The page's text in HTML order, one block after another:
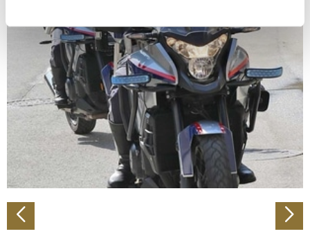
bestimmten Merkmalen (Fingerprinting) identifizieren
Erfahren Sie mehr darüber, wie Ihre persönlichen Daten
verarbeitet werden, und legen Sie Ihre Präferenzen im
Abschnitt Einzelheitenfest.
Wir verwenden Cookies, um Inhalte und Anzeigen zu
personalisieren, Funktionen für soziale Medien anbieten
zu können und die Zugriffe auf unsere Website zu
analysieren. Außerdem geben wir Informationen zu Ihrer
Verwendung unserer Website an unsere Partner für
soziale Medien, Werbung und Analysen weiter. Unsere
Partner führen diese Informationen möglicherweise mit